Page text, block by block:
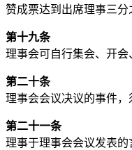
赞成票达到出席理事三分
第十九条
理事会可自行集会、开会
第二十条
理事会会议决议的事件，
第二十一条
理事于理事会会议发表的